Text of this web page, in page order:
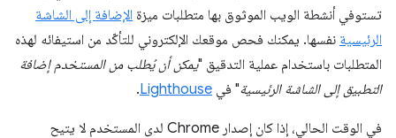
تستوفي أنشطة الويب الموثوق بها متطلبات ميزة الإضافة إلى الشاشة
الرئيسية نفسها. يمكنك فحص موقعك الإلكتروني للتأكّد من استيفائه لهذه
المتطلبات باستخدام عملية التدقيق "يمكن أن يُطلب من المستخدم إضافة
التطبيق إلى الشاشة الرئيسية" في Lighthouse
.
في الوقت الحالي، إذا كان إصدار Chrome لدى المستخدم لا يتيح